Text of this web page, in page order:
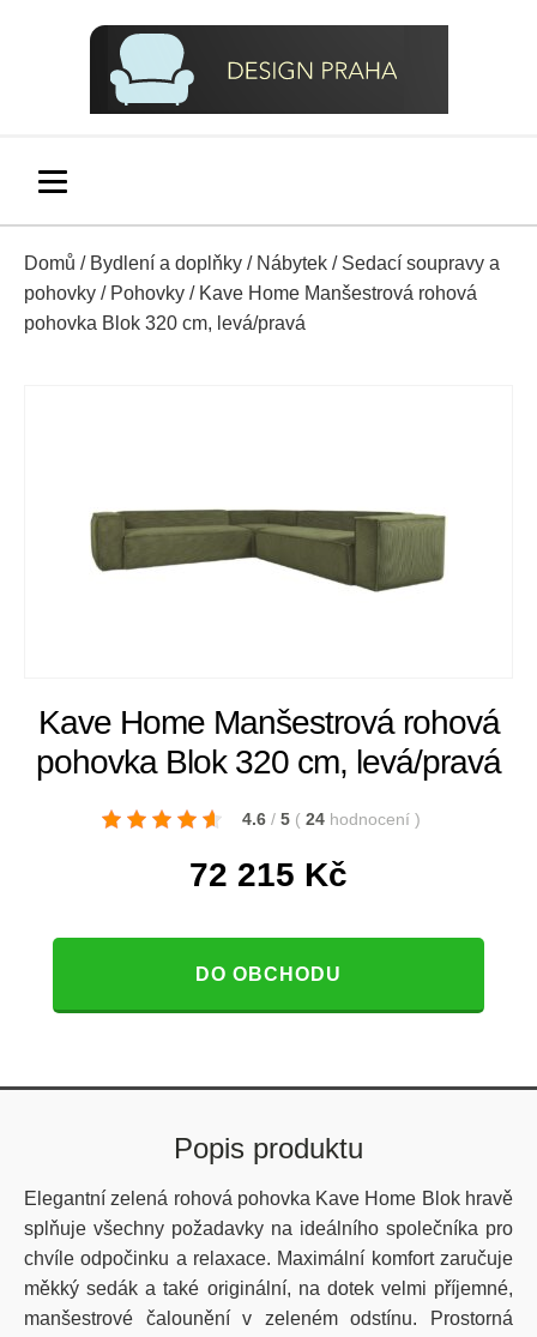
Domů / Bydlení a doplňky / Nábytek / Sedací soupravy a
pohovky / Pohovky / Kave Home Manšestrová rohová
pohovka Blok 320 cm, levá/pravá
Kave Home Manšestrová rohová
pohovka Blok 320 cm, levá/pravá
4.6 / 5 ( 24 hodnocení )
72 215 Kč
DO OBCHODU
Popis produktu
Elegantní zelená rohová pohovka Kave Home Blok hravě
splňuje všechny požadavky na ideálního společníka pro
chvíle odpočinku a relaxace. Maximální komfort zaručuje
měkký sedák a také originální, na dotek velmi příjemné,
manšestrové čalounění v zeleném odstínu. Prostorná